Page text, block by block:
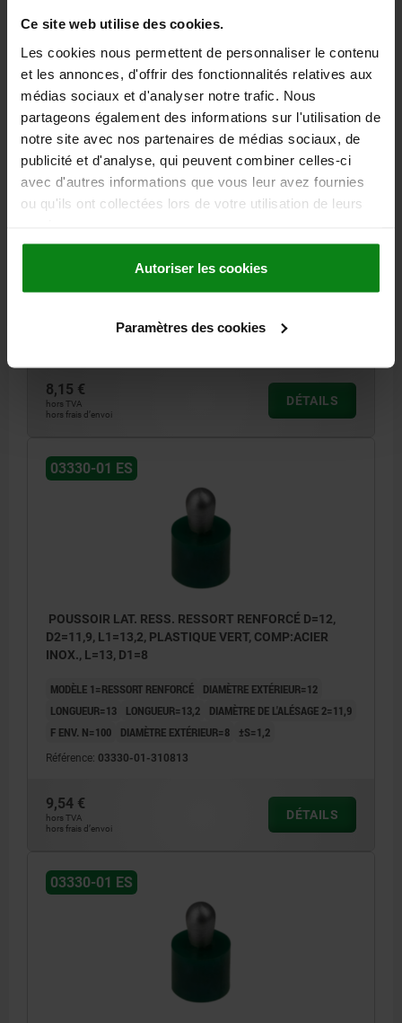
Ce site web utilise des cookies.
Les cookies nous permettent de personnaliser le contenu
et les annonces, d'offrir des fonctionnalités relatives aux
médias sociaux et d'analyser notre trafic. Nous
partageons également des informations sur l'utilisation de
notre site avec nos partenaires de médias sociaux, de
publicité et d'analyse, qui peuvent combiner celles-ci
avec d'autres informations que vous leur avez fournies
ou qu'ils ont collectées lors de votre utilisation de leurs
Autoriser les cookies
Paramètres des cookies
03330-01 ES
POUSSOIR LAT. RESS. RESSORT RENFORCÉ D=10,
L=9, D1=5
MODÈLE 1=RESSORT RENFORCÉ
DIAMÈTRE EXTÉRIEUR=10
LONGUEUR=9 LONGUEUR=7,3 DIAMÈTRE DE L'ALÉSAGE 2=9,9
DIAMÈTRE EXTÉRIEUR=5
8,15 €
hors TVA
hors frais d’envoi
DÉTAILS
03330-01 ES
POUSSOIR LAT. RESS. RESSORT RENFORCÉ D=12,
D2=11,9, L1=13,2, PLASTIQUE VERT, COMP:ACIER
INOX., L=13, D1=8
MODÈLE 1=RESSORT RENFORCÉ
DIAMÈTRE EXTÉRIEUR=12
LONGUEUR=13
LONGUEUR=13,2
DIAMÈTRE DE L'ALÉSAGE 2=11,9
F ENV. N=100
DIAMÈTRE EXTÉRIEUR=8 ±S=1,2
Référence: 03330-01-310813
9,54 €
hors TVA
hors frais d’envoi
DÉTAILS
03330-01 ES